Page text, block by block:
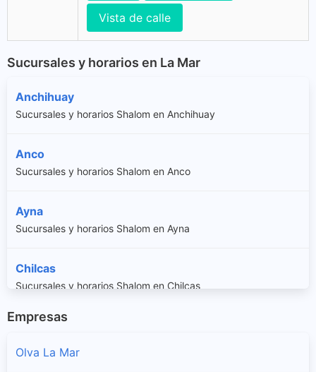
Vista de calle
Sucursales y horarios en La Mar
Anchihuay
Sucursales y horarios Shalom en Anchihuay
Anco
Sucursales y horarios Shalom en Anco
Ayna
Sucursales y horarios Shalom en Ayna
Chilcas
Sucursales y horarios Shalom en Chilcas
Chungui
Empresas
Olva La Mar